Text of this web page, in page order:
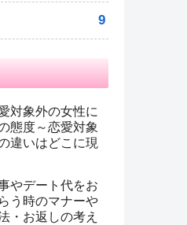
9
対象外の女性に
態度～恋愛対象
違いはどこに現
やデート代をお
う時のマナーや
・お返しの考え